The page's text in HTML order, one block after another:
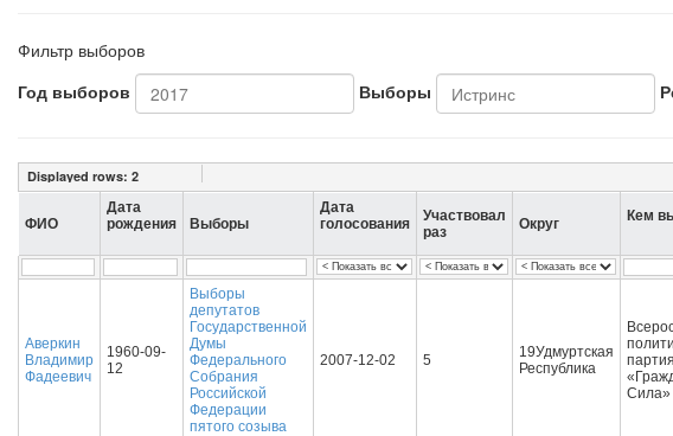
Фильтр выборов
Год выборов
Выборы
Displayed rows: 2
ФИО
Дата
рождения
Выборы
Дата
голосования
Участвовал
раз
Округ Кем
Аверкин
Владимир
Фадеевич
1960-09-
12
Выборы
депутатов
Государственной
Думы
Федерального
Собрания
Российской
Федерации
пятого созыва
2007-12-02 5
19Удмуртская
Республика
партия
Сила»